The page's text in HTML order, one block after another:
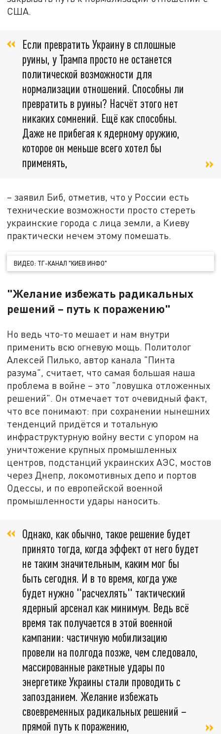
США.
Если превратить Украину в сплошные
руины, у Трампа просто не останется
политической возможности для
нормализации отношений. Способны ли
превратить в руины? Насчёт этого нет
никаких сомнений. Ещё как способны.
Даже не прибегая к ядерному оружию,
которое он меньше всего хотел бы
применять,
– заявил Биб, отметив, что у России есть
технические возможности просто стереть
украинские города с лица земли, а Киеву
практически нечем этому помешать.
ВИДЕО: ТГ-КАНАЛ "КИЕВ ИНФО"
"Желание избежать радикальных
решений – путь к поражению"
Но ведь что-то мешает и нам внутри
применить всю огневую мощь. Политолог
Алексей Пилько, автор канала "Пинта
разума", считает, что самая большая наша
проблема в войне – это "ловушка отложенных
решений". Он отмечает тот очевидный факт,
что все понимают: при сохранении нынешних
тенденций придётся и тотальную
инфраструктурную войну вести с упором на
уничтожение крупных промышленных
центров, подстанций украинских АЭС, мостов
через Днепр, локомотивных депо и портов
Одессы, и по европейской военной
промышленности удары наносить.
Однако, как обычно, такое решение будет
принято тогда, когда эффект от него будет
не таким значительным, каким мог бы
быть сегодня. И в то время, когда уже
будет нужно "расчехлять" тактический
ядерный арсенал как минимум. Ведь всё
время так получается в этой военной
кампании: частичную мобилизацию
провели на полгода позже, чем следовало,
массированные ракетные удары по
энергетике Украины стали проводить с
запозданием. Желание избежать
своевременных радикальных решений –
прямой путь к поражению,